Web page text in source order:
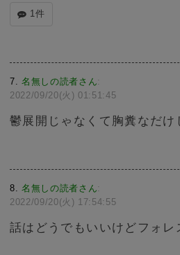
1件
7 名無しの読者さん:
2022/09/20(火) 01:51:45
鬱展開じゃなくて胸糞なだけ
8 名無しの読者さん:
2022/09/20(火) 17:54:55
話はどうでもいいけどフォレ